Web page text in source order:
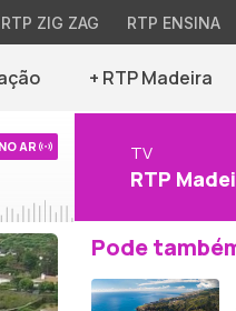
RTP ZIG ZAG RTP ENSINA
+ RTP Madeira
NO AR TV
RTP
Pode